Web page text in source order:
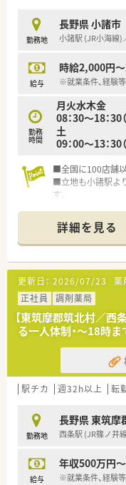
す。
【求人情報について
局長などの役職
■社内独自のラン
す。
■住宅手当につい
身者であれば月額
す。
【勤務実態について
■4週9休制を導入
年々休日数を増や
す。
■1分単位で残業
り、全店平均の残
■産休・育休の取
校卒業まで利用で
す。
勤務地
長野県 小諸市
小諸駅 (JR小海線)
給与
時給2,000円
※就業条件、経験
勤務
時間
月火水木金
08：30～18：30
土
09：00～13：30
■全国に100店舗
■立地も小諸駅よ
す。
■総合科目受けで
■監査システムな
詳細を見る
更新日： 2026/07/23 薬
正社員
調剤薬局
【東筑摩郡筑北村／
る一人体制・～18時ま
駅チカ 週32h以上 転
勤務地
長野県 東筑摩
西条駅 (JR篠ノ井
給与
年収500万円
※就業条件、経験